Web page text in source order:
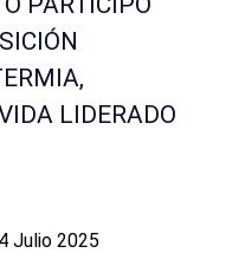
LIDERADO
Julio 2025